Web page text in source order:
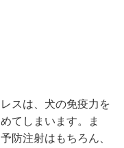
スは、犬の免疫力を
てしまいます。ま
防注射はもちろん、